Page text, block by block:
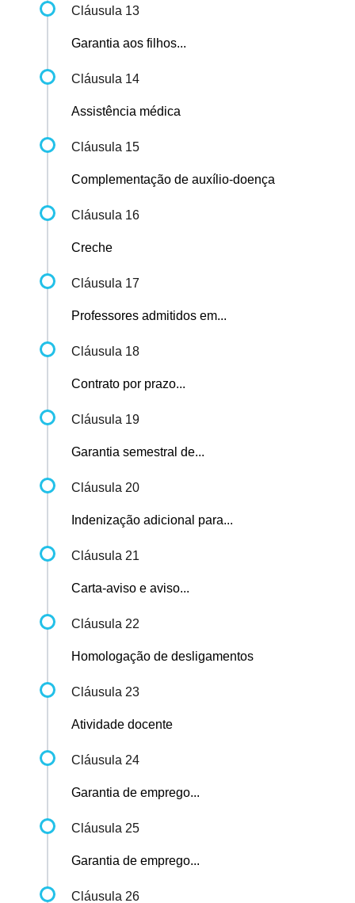
Cláusula 13
Garantia aos filhos...
Cláusula 14
Assistência médica
Cláusula 15
Complementação de auxílio-doença
Cláusula 16
Creche
Cláusula 17
Professores admitidos em...
Cláusula 18
Contrato por prazo...
Cláusula 19
Garantia semestral de...
Cláusula 20
Indenização adicional para...
Cláusula 21
Carta-aviso e aviso...
Cláusula 22
Homologação de desligamentos
Cláusula 23
Atividade docente
Cláusula 24
Garantia de emprego...
Cláusula 25
Garantia de emprego...
Cláusula 26